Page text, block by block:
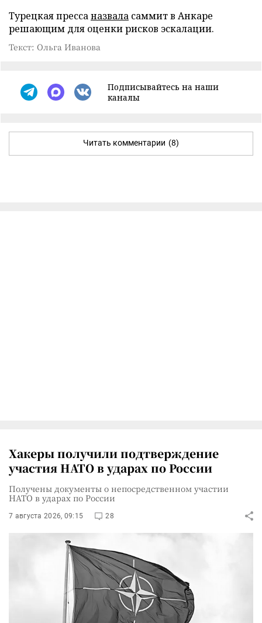
Турецкая прессаназвала саммит в Анкаре
решающим для оценки рисков эскалации.
Текст: Ольга Иванова
Подписывайтесь на наши
каналы
Читать комментарии (8)
Хакеры получили подтверждение
участия НАТО в ударах по России
Получены документы о непосредственном участии
НАТО в ударах по России
7 августа 2026, 09:15 28